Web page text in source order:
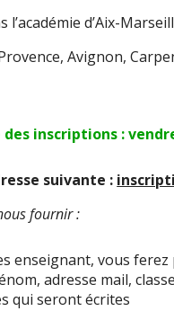
l’académie d’Aix-
Avignon,
inscriptions :
suivante :
fournir :
enseignant, vous
adresse mail,
qui seront écrites